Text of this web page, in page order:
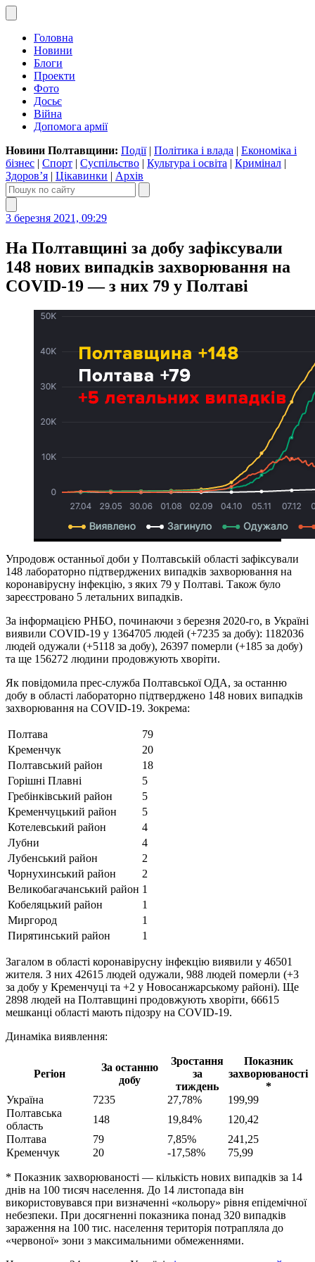
Головна
Новини
Блоги
Проекти
Фото
Досьє
Війна
Допомога армії
Новини Полтавщини: Події| Політика і влада | Економіка і
бізнес | Спорт | Суспільство | Культура і освіта | Кримінал |
Здоров’я | Цікавинки | Архів
3 березня 2021, 09:29
На Полтавщині за добу зафіксували
148 нових випадків захворювання на
COVID-19 — з них 79 у Полтаві
Упродовж останньої доби у Полтавській області зафіксували
148 лабораторно підтверджених випадків захворювання на
коронавірусну інфекцію, з яких 79 у Полтаві. Також було
зареєстровано 5 летальних випадків.
За інформацією РНБО, починаючи з березня 2020-го, в Україні
виявили COVID-19 у 1364705 людей (+7235 за добу): 1182036
людей одужали (+5118 за добу), 26397 померли (+185 за добу)
та ще 156272 людини продовжують хворіти.
Як повідомила прес-служба Полтавської ОДА, за останню
добу в області лабораторно підтверджено 148 нових випадків
захворювання на COVID-19. Зокрема:
Полтава
79
Кременчук
20
Полтавський район
18
Горішні Плавні
5
Гребінківський район
5
Кременчуцький район
5
Котелевський район
4
Лубни
4
Лубенський район
2
Чорнухинський район
2
Великобагачанський район 1
Кобеляцький район
1
Миргород
1
Пирятинський район
1
Загалом в області коронавірусну інфекцію виявили у 46501
жителя. З них 42615 людей одужали, 988 людей померли (+3
за добу у Кременчуці та +2 у Новосанжарському районі). Ще
2898 людей на Полтавщині продовжують хворіти, 66615
мешканці області мають підозру на COVID-19.
Динаміка виявлення:
Регіон
За останню
добу
Зростання
за
тиждень
Показник
захворюваності
*
Україна
7235 27,78%
199,99
Полтавська
область
148 19,84%
120,42
Полтава
79 7,85%
241,25
Кременчук
20 -17,58% 75,99
* Показник захворюваності — кількість нових випадків за 14
днів на 100 тисяч населення. До 14 листопада він
використовувався при визначенні «кольору» рівня епідемічної
небезпеки. При досягненні показника понад 320 випадків
зараження на 100 тис. населення територія потрапляла до
«червоної» зони з максимальними обмеженнями.